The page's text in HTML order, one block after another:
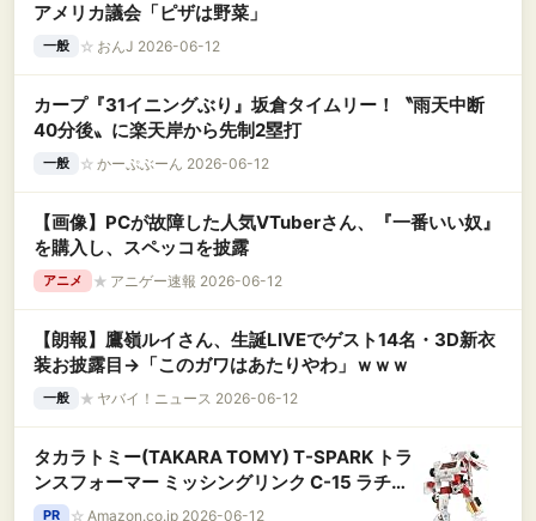
アメリカ議会「ピザは野菜」
一般 ☆ おんJ 2026-06-12
カープ『31イニングぶり』坂倉タイムリー！〝雨天中断
40分後〟に楽天岸から先制2塁打
一般 ☆ かーぷぶーん 2026-06-12
【画像】PCが故障した人気VTuberさん、『一番いい奴』
を購入し、スペッコを披露
アニメ ★ アニゲー速報 2026-06-12
【朗報】鷹嶺ルイさん、生誕LIVEでゲスト14名・3D新衣
装お披露目→「このガワはあたりやわ」ｗｗｗ
一般 ★ ヤバイ！ニュース 2026-06-12
タカラトミー(TAKARA TOMY) T-SPARK トラ
ンスフォーマー ミッシングリンク C-15 ラチェ
ット 可動フィギュア
PR ☆ Amazon.co.jp 2026-06-12